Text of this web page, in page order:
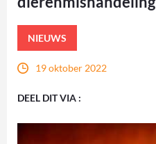
NIEUWS
19 oktober 2022
DEEL DIT VIA :